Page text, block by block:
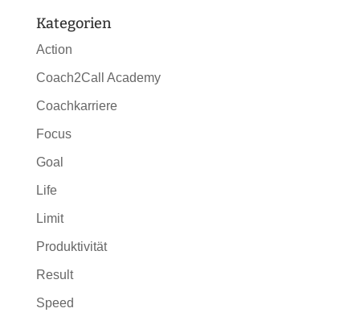
Kategorien
Action
Coach2Call Academy
Coachkarriere
Focus
Goal
Life
Limit
Produktivität
Result
Speed